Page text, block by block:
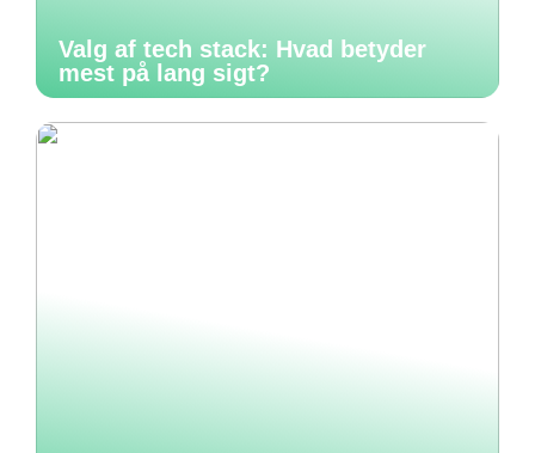
Valg af tech stack: Hvad betyder
mest på lang sigt?